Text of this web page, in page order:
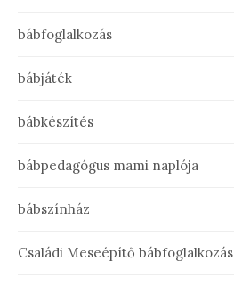
bábfoglalkozás
bábjáték
bábkészítés
bábpedagógus mami naplója
bábszínház
Családi Meseépítő bábfoglalkozás